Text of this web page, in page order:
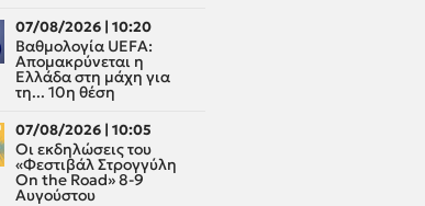
07/08/2026 | 10:20
Βαθμολογία UEFA:
Απομακρύνεται η
Ελλάδα στη μάχη για
τη... 10η θέση
07/08/2026 | 10:05
Οι εκδηλώσεις του
«Φεστιβάλ Στρογγύλη
On the Road» 8-9
Αυγούστου